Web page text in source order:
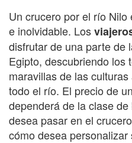
Un crucero por el río
e inolvidable. Los
disfrutar de una parte de
Egipto, descubriendo los
maravillas de las
todo el río. El precio de
dependerá de la clase
desea pasar en el
cómo desea personalizar